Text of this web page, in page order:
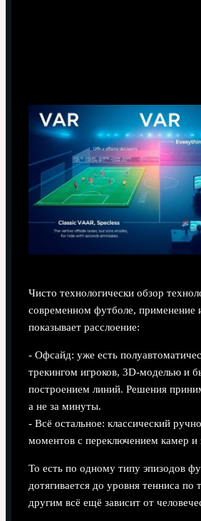
Чисто технологически обзор
современном футболе, применение
показывает расслоение:
- Офсайд: уже есть
трекингом игроков, 3D-моделью и
построением линий. Решения
а не за минуты.
- Всё остальное: классический
моментов с переключением камер и
То есть по одному типу эпизодов
дотягивается до уровня тенниса по
другим всё ещё зависит от